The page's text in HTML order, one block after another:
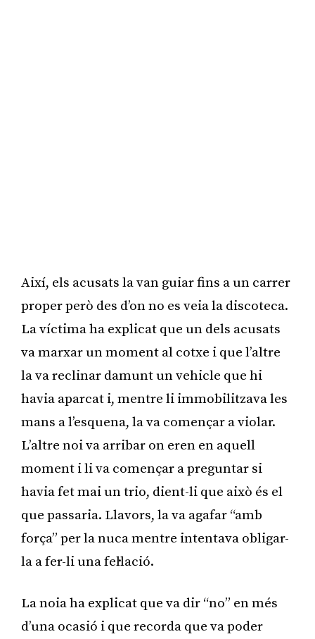
Així, els acusats la van guiar fins a un carrer
proper però des d’on no es veia la discoteca.
La víctima ha explicat que un dels acusats
va marxar un moment al cotxe i que l’altre
la va reclinar damunt un vehicle que hi
havia aparcat i, mentre li immobilitzava les
mans a l’esquena, la va començar a violar.
L’altre noi va arribar on eren en aquell
moment i li va començar a preguntar si
havia fet mai un trio, dient-li que això és el
que passaria. Llavors, la va agafar “amb
força” per la nuca mentre intentava obligar-
la a fer-li una fel·lació.
La noia ha explicat que va dir “no” en més
d’una ocasió i que recorda que va poder